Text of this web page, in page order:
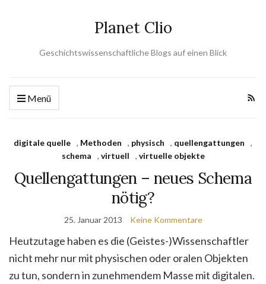
Planet Clio
Geschichtswissenschaftliche Blogs auf einen Blick
Menü
digitale quelle , Methoden , physisch , quellengattungen
,
schema
, virtuell , virtuelle objekte
Quellengattungen – neues Schema
nötig?
25. Januar 2013 Keine Kommentare
Heutzutage haben es die (Geistes-)Wissenschaftler
nicht mehr nur mit physischen oder oralen Objekten
zu tun, sondern in zunehmendem Masse mit digitalen.